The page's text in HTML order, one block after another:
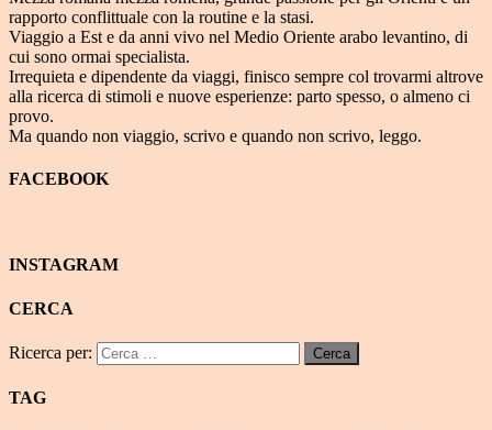
rapporto conflittuale con la routine e la stasi.
Viaggio a Est e da anni vivo nel Medio Oriente arabo levantino, di
cui sono ormai specialista.
Irrequieta e dipendente da viaggi, finisco sempre col trovarmi altrove
alla ricerca di stimoli e nuove esperienze: parto spesso, o almeno ci
provo.
Ma quando non viaggio, scrivo e quando non scrivo, leggo.
FACEBOOK
INSTAGRAM
CERCA
Ricerca per:
TAG